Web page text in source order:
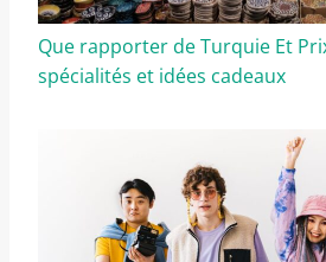
Que rapporter de Turquie Et
spécialités et idées cadeaux